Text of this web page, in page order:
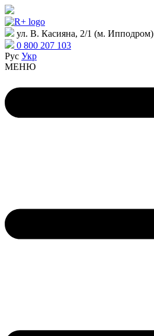
ул. В. Касияна, 2/1 (м. Ипподром)
0 800 207 103
Рус Укр
МЕНЮ